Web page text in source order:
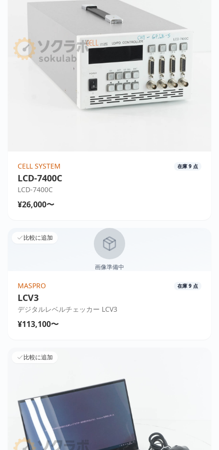
CELL SYSTEM 在庫 9 点
LCD-7400C
LCD-7400C
¥26,000〜
比較に追加
画像準備中
MASPRO 在庫 9 点
LCV3
デジタルレベルチェッカー LCV3
¥113,100〜
比較に追加